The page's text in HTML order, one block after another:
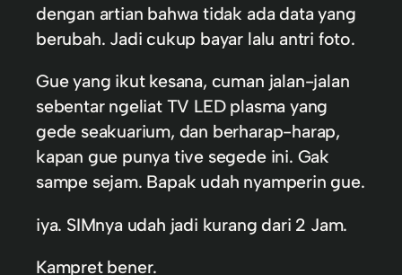
dengan artian bahwa tidak ada data yang
berubah. Jadi cukup bayar lalu antri foto.
Gue yang ikut kesana, cuman jalan-jalan
sebentar ngeliat TV LED plasma yang
gede seakuarium, dan berharap-harap,
kapan gue punya tive segede ini. Gak
sampe sejam. Bapak udah nyamperin gue.
iya. SIMnya udah jadi kurang dari 2 Jam.
Kampret bener.